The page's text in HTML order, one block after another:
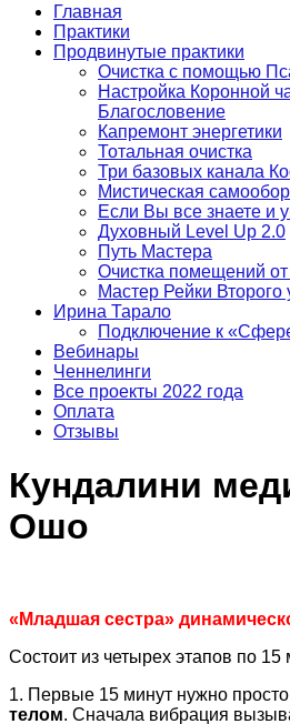
Главная
Практики
Продвинутые практики
Очистка с помощью
Настройка Коронной
Благословение
Капремонт энергетики
Тотальная очистка
Три базовых канала
Мистическая
Если Вы все знаете и
Духовный Level Up 2.0
Путь Мастера
Очистка помещений
Мастер Рейки Второго
Ирина Тарало
Подключение к
Вебинары
Ченнелинги
Все проекты 2022 года
Оплата
Отзывы
Кундалини
Ошо
«Младшая сестра»
Состоит из четырех этапов по
1. Первые 15 минут нужно просто
телом. Сначала вибрация